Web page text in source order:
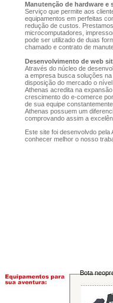
Manutenção de hardware e
Serviço que permite aos
equipamentos em perfeitas
redução de custos.
microcomputadores,
pode ser utilizado de duas
chamado e contrato de
Desenvolvimento de web
Através do núcleo de
a empresa busca soluções
disposição do mercado o
Athenas acredita na
crescimento do e-comerce
de sua equipe
Athenas possuem um
comprovando assim a
Este site foi desenvolvdo
conhecer melhor o nosso
Bota